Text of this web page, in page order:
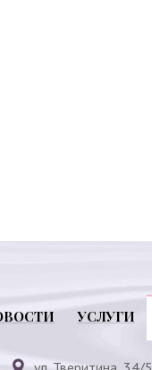
УСЛУГИ